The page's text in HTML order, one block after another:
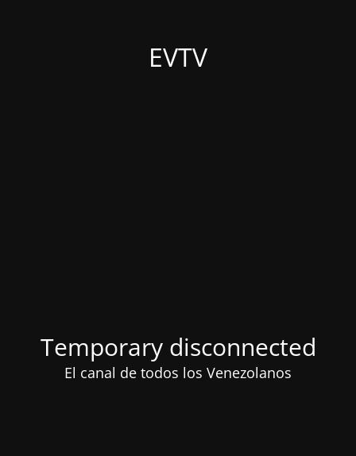
EVTV
Temporary disconnected
El canal de todos los Venezolanos